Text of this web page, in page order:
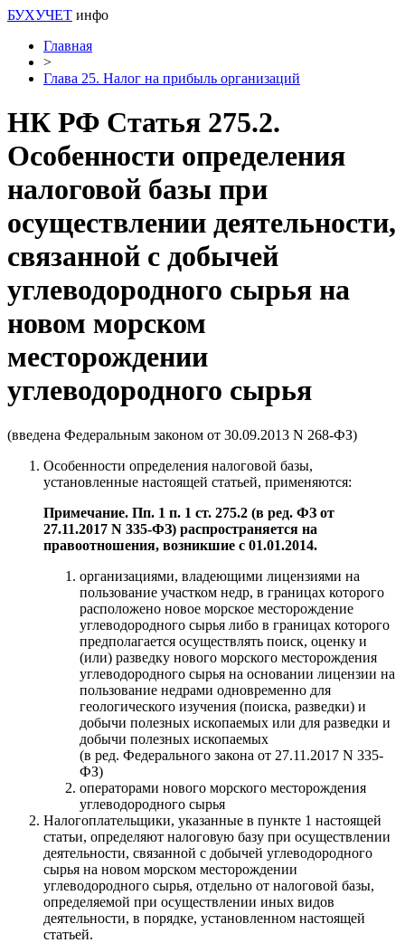
БУХУЧЕТ инфо
Главная
>
Глава 25. Налог на прибыль организаций
НК РФ Статья 275.2.
Особенности определения
налоговой базы при
осуществлении деятельности,
связанной с добычей
углеводородного сырья на
новом морском
месторождении
углеводородного сырья
(введена Федеральным законом от 30.09.2013 N 268-ФЗ)
Особенности определения налоговой базы,
установленные настоящей статьей, применяются:
Примечание. Пп. 1 п. 1 ст. 275.2 (в ред. ФЗ от
27.11.2017 N 335-ФЗ) распространяется на
правоотношения, возникшие с 01.01.2014.
организациями, владеющими лицензиями на
пользование участком недр, в границах которого
расположено новое морское месторождение
углеводородного сырья либо в границах которого
предполагается осуществлять поиск, оценку и
(или) разведку нового морского месторождения
углеводородного сырья на основании лицензии на
пользование недрами одновременно для
геологического изучения (поиска, разведки) и
добычи полезных ископаемых или для разведки и
добычи полезных ископаемых
(в ред. Федерального закона от 27.11.2017 N 335-
ФЗ)
операторами нового морского месторождения
углеводородного сырья
Налогоплательщики, указанные в пункте 1 настоящей
статьи, определяют налоговую базу при осуществлении
деятельности, связанной с добычей углеводородного
сырья на новом морском месторождении
углеводородного сырья, отдельно от налоговой базы,
определяемой при осуществлении иных видов
деятельности, в порядке, установленном настоящей
статьей.